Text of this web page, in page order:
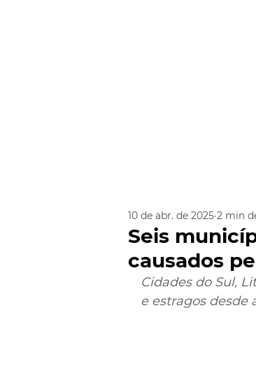
Seis
causados
10 de abr. de 2025 2 min
Cidades do Sul,
e estragos